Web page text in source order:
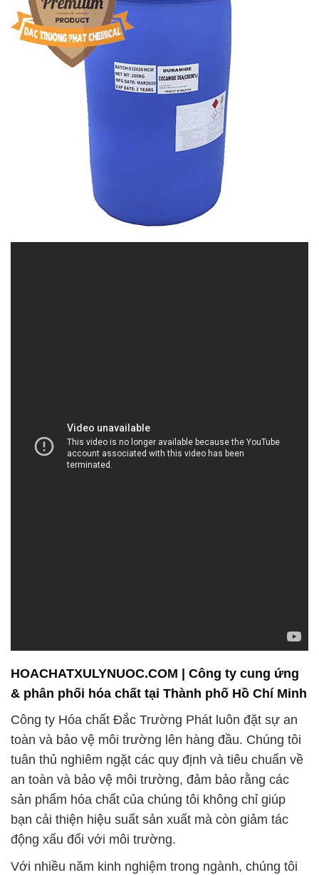
HOACHATXULYNUOC.COM | Công ty cung ứng
& phân phối hóa chất tại Thành phố Hồ Chí Minh
Công ty Hóa chất Đắc Trường Phát luôn đặt sự an
toàn và bảo vệ môi trường lên hàng đầu. Chúng tôi
tuân thủ nghiêm ngặt các quy định và tiêu chuẩn về
an toàn và bảo vệ môi trường, đảm bảo rằng các
sản phẩm hóa chất của chúng tôi không chỉ giúp
bạn cải thiện hiệu suất sản xuất mà còn giảm tác
động xấu đối với môi trường.
Với nhiều năm kinh nghiệm trong ngành, chúng tôi